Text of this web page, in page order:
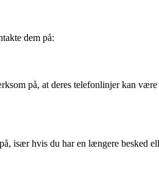
dem på:
på, at deres telefonlinjer kan
især hvis du har en længere besked